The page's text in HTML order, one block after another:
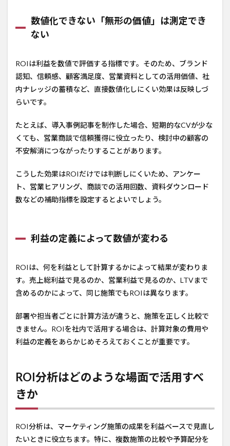
数値化できない「無形の価値」は測定でき
ない
ROIは利益を数値で評価する指標です。そのため、ブランド
認知、信頼感、顧客満足度、営業資料としての活用価値、社
内ナレッジの蓄積など、直接数値化しにくい効果は反映しづ
らいです。
たとえば、導入事例記事を制作した場合、短期的なCVが少な
くても、営業商談で信頼獲得に役立ったり、検討中の顧客の
不安解消につながったりすることがあります。
こうした効果はROIだけでは判断しにくいため、アンケー
ト、営業ヒアリング、商談での活用回数、資料ダウンロード
数などの補助指標を設定するとよいでしょう。
利益の定義によって数値が変わる
ROIは、何を利益として計算するかによって結果が変わりま
す。売上総利益で見るのか、営業利益で見るのか、LTVまで
含めるのかによって、同じ施策でもROIは異なります。
部署や担当者ごとに計算方法が違うと、施策を正しく比較で
きません。ROIを社内で活用する場合は、計算対象の費用や
利益の定義をあらかじめそろえておくことが重要です。
ROI分析はどのような場面で活用すべ
きか
ROI分析は、マーケティング施策の成果を利益ベースで見直し
たいときに役立ちます。特に、複数施策の比較や予算配分を